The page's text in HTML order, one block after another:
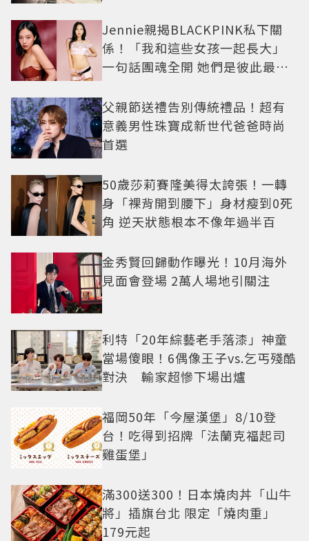
Jennie親揭BLACKPINK私下關
係！「我和這些女孩一起長大」
一句話團魂全開 她們是彼此最強
父親節送禮告別傳統禮品！超有
意義男性珠寶成新世代爸爸時尚
首選
50歲莎莉賽隆美得太誇張！一轉
身「裸背開到腰下」身材瘦到0死
角 逆天狀態根本不像年過半百
金秀賢回歸動作曝光！10月海外
見面會登場 2萬人場地引關注
利特「20年綜藝老手落漆」神童
當場傻眼！6偶像王子vs.乞丐殘酷
對決 輸家超慘下場出爐
福岡50年「今屋漢堡」8/10登
台！吃得到招牌「法蘭克福起司
雞蛋堡」
滿300送300！日本燒肉丼「山牛
將」插旗台北 限定「燒肉重」
179元起